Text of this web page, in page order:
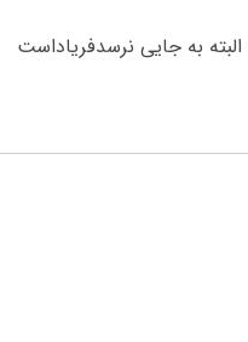
به جایی نرسدفریاداست